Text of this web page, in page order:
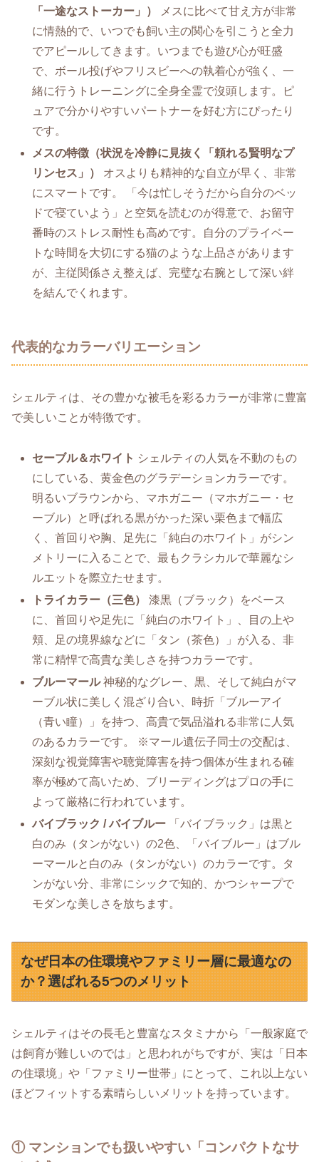
「一途なストーカー」）
メスに比べて甘え方が非常
に情熱的で、いつでも飼い主の関心を引こうと全力
でアピールしてきます。いつまでも遊び心が旺盛
で、ボール投げやフリスビーへの執着心が強く、一
緒に行うトレーニングに全身全霊で沒頭します。ピ
ュアで分かりやすいパートナーを好む方にぴったり
です。
メスの特徴（状況を冷静に見抜く「頼れる賢明なプ
リンセス」）
オスよりも精神的な自立が早く、非常
にスマートです。 「今は忙しそうだから自分のベッ
ドで寝ていよう」と空気を読むのが得意で、お留守
番時のストレス耐性も高めです。自分のプライベー
トな時間を大切にする猫のような上品さがあります
が、主従関係さえ整えば、完璧な右腕として深い絆
を結んでくれます。
代表的なカラーバリエーション
シェルティは、その豊かな被毛を彩るカラーが非常に豊富
で美しいことが特徴です。
セーブル＆ホワイト シェルティの人気を不動のもの
にしている、黄金色のグラデーションカラーです。
明るいブラウンから、マホガニー（マホガニー・セ
ーブル）と呼ばれる黒がかった深い栗色まで幅広
く、首回りや胸、足先に「純白のホワイト」がシン
メトリーに入ることで、最もクラシカルで華麗なシ
ルエットを際立たせます。
トライカラー（三色）
漆黒（ブラック）をベース
に、首回りや足先に「純白のホワイト」、目の上や
頬、足の境界線などに「タン（茶色）」が入る、非
常に精悍で高貴な美しさを持つカラーです。
ブルーマール神秘的なグレー、黒、そして純白がマ
ーブル状に美しく混ざり合い、時折「ブルーアイ
（青い瞳）」を持つ、高貴で気品溢れる非常に人気
のあるカラーです。 ※マール遺伝子同士の交配は、
深刻な視覚障害や聴覚障害を持つ個体が生まれる確
率が極めて高いため、ブリーディングはプロの手に
よって厳格に行われています。
バイブラック / バイブルー 「バイブラック」は黒と
白のみ（タンがない）の2色、「バイブルー」はブル
ーマールと白のみ（タンがない）のカラーです。タ
ンがない分、非常にシックで知的、かつシャープで
モダンな美しさを放ちます。
なぜ日本の住環境やファミリー層に最適なの
か？選ばれる5つのメリット
シェルティはその長毛と豊富なスタミナから「一般家庭で
は飼育が難しいのでは」と思われがちですが、実は「日本
の住環境」や「ファミリー世帯」にとって、これ以上ない
ほどフィットする素晴らしいメリットを持っています。
① マンションでも扱いやすい「コンパクトなサ